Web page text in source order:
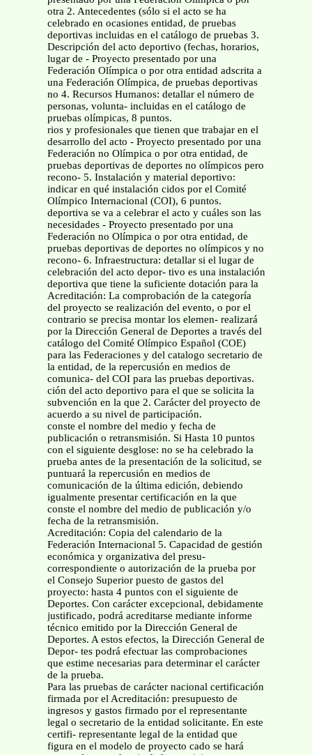
otra 2. Antecedentes (sólo si el acto se ha
celebrado en ocasiones entidad, de pruebas
deportivas incluidas en el catálogo de pruebas 3.
Descripción del acto deportivo (fechas, horarios,
lugar de - Proyecto presentado por una
Federación Olímpica o por otra entidad adscrita a
una Federación Olímpica, de pruebas deportivas
no 4. Recursos Humanos: detallar el número de
personas, volunta- incluidas en el catálogo de
pruebas olímpicas, 8 puntos.
rios y profesionales que tienen que trabajar en el
desarrollo del acto - Proyecto presentado por una
Federación no Olímpica o por otra entidad, de
pruebas deportivas de deportes no olímpicos pero
recono- 5. Instalación y material deportivo:
indicar en qué instalación cidos por el Comité
Olímpico Internacional (COI), 6 puntos.
deportiva se va a celebrar el acto y cuáles son las
necesidades - Proyecto presentado por una
Federación no Olímpica o por otra entidad, de
pruebas deportivas de deportes no olímpicos y no
recono- 6. Infraestructura: detallar si el lugar de
celebración del acto depor- tivo es una instalación
deportiva que tiene la suficiente dotación para la
Acreditación: La comprobación de la categoría
del proyecto se realización del evento, o por el
contrario se precisa montar los elemen- realizará
por la Dirección General de Deportes a través del
catálogo del Comité Olímpico Español (COE)
para las Federaciones y del catalogo secretario de
la entidad, de la repercusión en medios de
comunica- del COI para las pruebas deportivas.
ción del acto deportivo para el que se solicita la
subvención en la que 2. Carácter del proyecto de
acuerdo a su nivel de participación.
conste el nombre del medio y fecha de
publicación o retransmisión. Si Hasta 10 puntos
con el siguiente desglose: no se ha celebrado la
prueba antes de la presentación de la solicitud, se
puntuará la repercusión en medios de
comunicación de la última edición, debiendo
igualmente presentar certificación en la que
conste el nombre del medio de publicación y/o
fecha de la retransmisión.
Acreditación: Copia del calendario de la
Federación Internacional 5. Capacidad de gestión
económica y organizativa del presu-
correspondiente o autorización de la prueba por
el Consejo Superior puesto de gastos del
proyecto: hasta 4 puntos con el siguiente de
Deportes. Con carácter excepcional, debidamente
justificado, podrá acreditarse mediante informe
técnico emitido por la Dirección General de
Deportes. A estos efectos, la Dirección General de
Depor- tes podrá efectuar las comprobaciones
que estime necesarias para determinar el carácter
de la prueba.
Para las pruebas de carácter nacional certificación
firmada por el Acreditación: presupuesto de
ingresos y gastos firmado por el representante
legal o secretario de la entidad solicitante. En este
certifi- representante legal de la entidad que
figura en el modelo de proyecto cado se hará